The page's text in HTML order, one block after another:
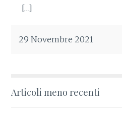
[…]
29 Novembre 2021
Articoli meno recenti